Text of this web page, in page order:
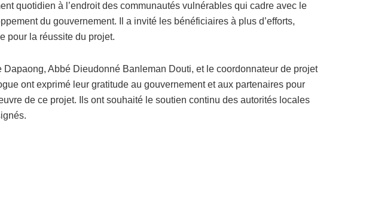
quotidien à l’endroit des communautés vulnérables qui cadre avec le
du gouvernement. Il a invité les bénéficiaires à plus d’efforts,
pour la réussite du projet.
Dapaong, Abbé Dieudonné Banleman Douti, et le coordonnateur de projet
ont exprimé leur gratitude au gouvernement et aux partenaires pour
de ce projet. Ils ont souhaité le soutien continu des autorités locales